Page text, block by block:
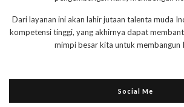
Dari layanan ini akan lahir jutaan talenta muda
kompetensi tinggi, yang akhirnya dapat
mimpi besar kita untuk membangun
Social Me